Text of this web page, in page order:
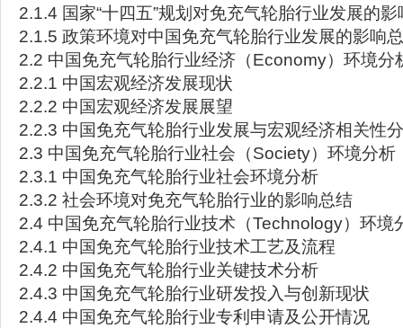
2.1.4 国家“十四五”规划对免充气轮胎行业发展的影
2.1.5 政策环境对中国免充气轮胎行业发展的影响
2.2 中国免充气轮胎行业经济（Economy）环境分
2.2.1 中国宏观经济发展现状
2.2.2 中国宏观经济发展展望
2.2.3 中国免充气轮胎行业发展与宏观经济相关性
2.3 中国免充气轮胎行业社会（Society）环境分析
2.3.1 中国免充气轮胎行业社会环境分析
2.3.2 社会环境对免充气轮胎行业的影响总结
2.4 中国免充气轮胎行业技术（Technology）环境
2.4.1 中国免充气轮胎行业技术工艺及流程
2.4.2 中国免充气轮胎行业关键技术分析
2.4.3 中国免充气轮胎行业研发投入与创新现状
2.4.4 中国免充气轮胎行业专利申请及公开情况